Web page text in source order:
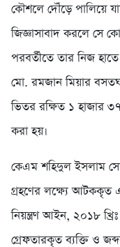
কৌশলে দৌঁড়ে পালিয়ে
জিজ্ঞাসাবাদ করলে সে
পরবর্তীতে তার নিজ
মো. রমজান মিয়ার
ভিতর রক্ষিত ১ হাজার
করা হয়।
কেএম শহিদুল ইসলাম
গ্রহণের লক্ষ্যে আটককৃত
নিয়ন্ত্রণ আইন, ২০১৮
গ্রেফতারকৃত ব্যক্তি ও